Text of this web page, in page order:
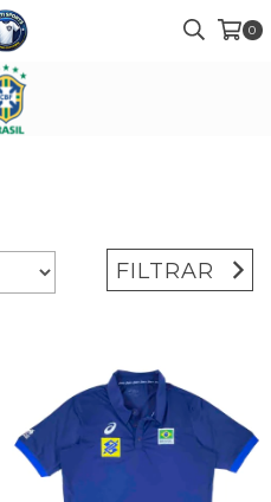
0
FILTRAR